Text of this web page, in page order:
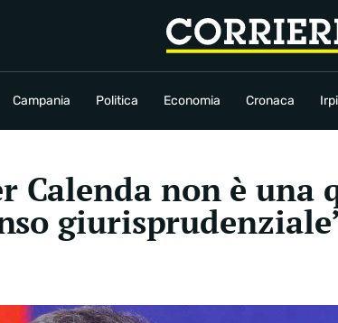
Campania Politica Economia Cronaca
Economia Cronaca Irpinia
Calenda non è una